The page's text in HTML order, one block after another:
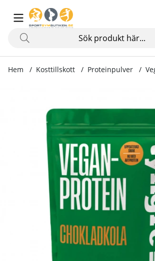
Hem Kosttillskott Proteinpulver